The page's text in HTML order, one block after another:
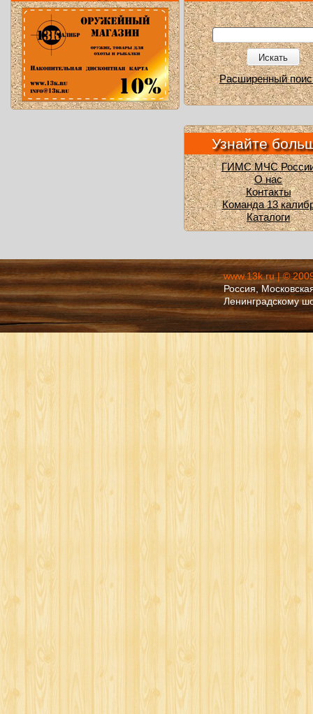
Искать
Расширенный
Узнайте
ГИМС МЧС
О нас
Контакты
Команда 13
Каталоги
www.13k.ru | ©
Россия,
Ленинградскому